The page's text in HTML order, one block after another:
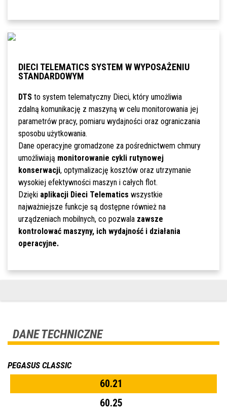
DIECI TELEMATICS SYSTEM W WYPOSAŻENIU
STANDARDOWYM
DTSto system telematyczny Dieci, który umożliwia
zdalną komunikację z maszyną w celu monitorowania jej
parametrów pracy, pomiaru wydajności oraz ograniczania
sposobu użytkowania.
Dane operacyjne gromadzone za pośrednictwem chmury
umożliwiają monitorowanie cykli rutynowej
konserwacji, optymalizację kosztów oraz utrzymanie
wysokiej efektywności maszyn i całych flot.
Dzięki aplikacji Dieci Telematics wszystkie
najważniejsze funkcje są dostępne również na
urządzeniach mobilnych, co pozwala zawsze
kontrolować maszyny, ich wydajność i działania
operacyjne.
DANE TECHNICZNE
PEGASUS CLASSIC
60.21
60.25